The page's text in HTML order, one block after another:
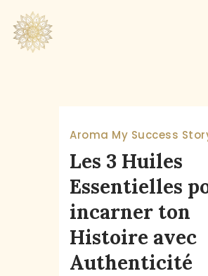
ACCUEIL
À PROPOS
MA MÉTHODE
BOUTIQUE
BLOG
PANIER
Aroma My Success
Les 3 Huiles
Essentielles
incarner ton
Histoire avec
Authenticité